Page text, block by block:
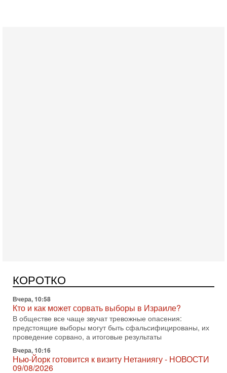
КОРОТКО
Кто и как может сорвать выборы в Израиле?
В обществе все чаще звучат тревожные опасения:
предстоящие выборы могут быть сфальсифицированы, их
проведение сорвано, а итоговые результаты
Вчера, 10:16
Нью-Йорк готовится к визиту Нетаниягу - НОВОСТИ
09/08/2026
Полиция Нью-Йорка готовится усилить меры безопасности
перед ожидаемым визитом премьер-министра Биньямина
Нетаниягу на Генассамблею ООН в сентябре. По